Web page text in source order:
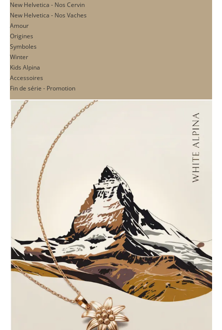
New Helvetica - Nos Cervin
New Helvetica - Nos Vaches
Amour
Origines
Symboles
Winter
Kids Alpina
Accessoires
Fin de série - Promotion